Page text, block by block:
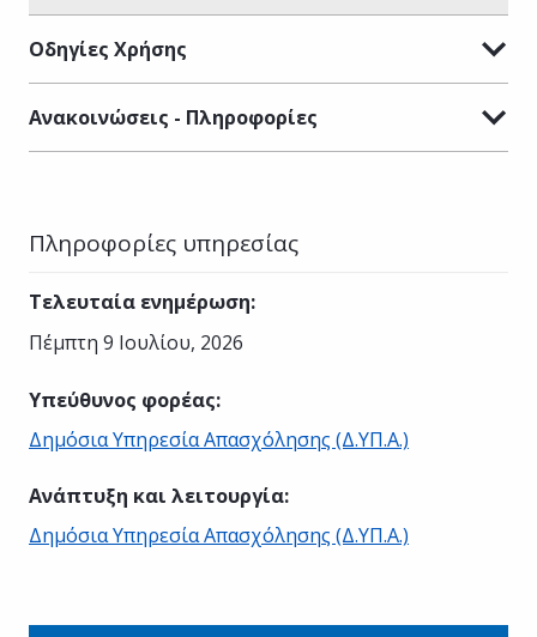
Οδηγίες Χρήσης
Ανακοινώσεις - Πληροφορίες
Πληροφορίες υπηρεσίας
Τελευταία ενημέρωση:
Πέμπτη 9 Ιουλίου, 2026
Υπεύθυνος φορέας:
Δημόσια Υπηρεσία Απασχόλησης (Δ.ΥΠ.Α.)
Ανάπτυξη και λειτουργία:
Δημόσια Υπηρεσία Απασχόλησης (Δ.ΥΠ.Α.)